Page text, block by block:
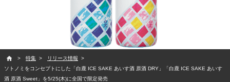
特集
リリース情報
ソトノミをコンセプトにした「白鹿 ICE SAKE あいす酒 原酒 DRY」「白鹿 ICE SAKE あいす
酒 原酒 Sweet」を5/25(木)に全国で限定発売